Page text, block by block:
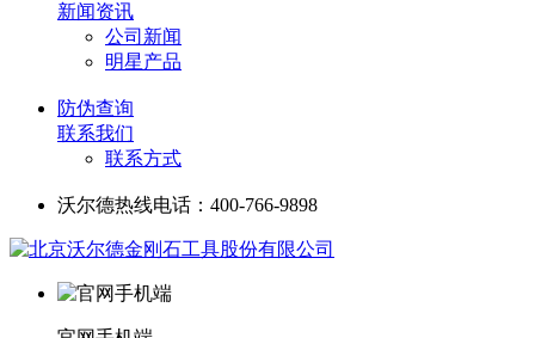
新闻资讯
公司新闻
明星产品
防伪查询
联系我们
联系方式
沃尔德热线电话：400-766-9898